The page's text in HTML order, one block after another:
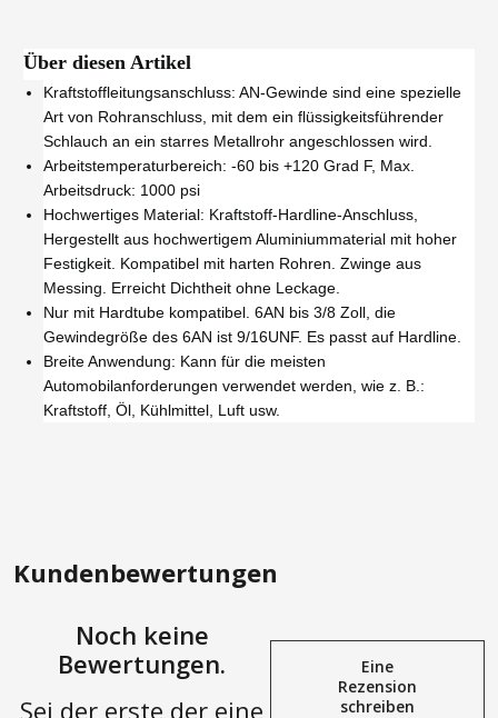
Über diesen Artikel
Kraftstoffleitungsanschluss: AN-Gewinde sind eine spezielle
Art von Rohranschluss, mit dem ein flüssigkeitsführender
Schlauch an ein starres Metallrohr angeschlossen wird.
Arbeitstemperaturbereich: -60 bis +120 Grad F, Max.
Arbeitsdruck: 1000 psi
Hochwertiges Material: Kraftstoff-Hardline-Anschluss,
Hergestellt aus hochwertigem Aluminiummaterial mit hoher
Festigkeit. Kompatibel mit harten Rohren. Zwinge aus
Messing. Erreicht Dichtheit ohne Leckage.
Nur mit Hardtube kompatibel. 6AN bis 3/8 Zoll, die
Gewindegröße des 6AN ist 9/16UNF. Es passt auf Hardline.
Breite Anwendung: Kann für die meisten
Automobilanforderungen verwendet werden, wie z. B.:
Kraftstoff, Öl, Kühlmittel, Luft usw.
Kundenbewertungen
Noch keine
Bewertungen.
Sei der erste der eine
Eine
Rezension
schreiben